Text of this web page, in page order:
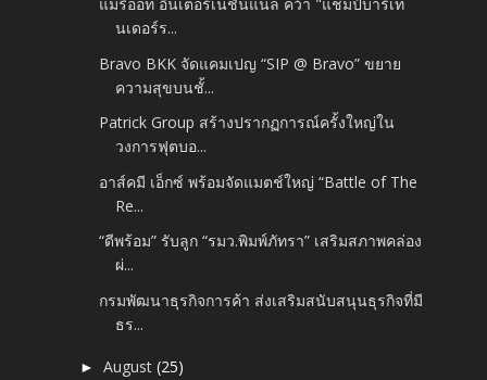
นเดอร์ร...
Bravo BKK จัดแคมเปญ “SIP @ Bravo” ขยาย
ความสุขบนชั้...
Patrick Group สร้างปรากฏการณ์ครั้งใหญ่ใน
วงการฟุตบอ...
อาส์คมี เอ็กซ์ พร้อมจัดแมตช์ใหญ่ “Battle of The
Re...
“ดีพร้อม” รับลูก “รมว.พิมพ์ภัทรา” เสริมสภาพคล่อง
ผ่...
กรมพัฒนาธุรกิจการค้า ส่งเสริมสนับสนุนธุรกิจที่มี
ธร...
►August(25)